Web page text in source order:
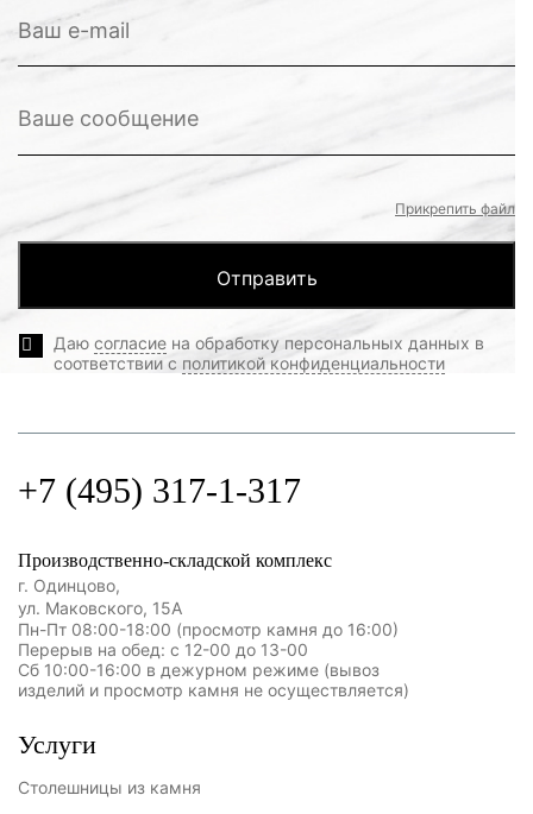
Прикрепить файл
Даю согласие на обработку персональных данных в
соответствии с политикой конфиденциальности
+7 (495) 317-1-317
Производственно-складской комплекс
г. Одинцово,
ул. Маковского, 15А
Пн-Пт 08:00-18:00 (просмотр камня до 16:00)
Перерыв на обед: с 12-00 до 13-00
Сб 10:00-16:00 в дежурном режиме (вывоз
изделий и просмотр камня не осуществляется)
Услуги
Столешницы из камня